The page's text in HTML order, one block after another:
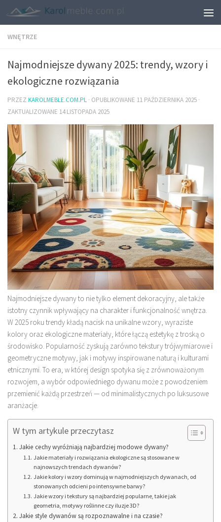
WNĘTRZE
Najmodniejsze dywany 2025: trendy, wzory i
ekologiczne rozwiązania
PRZEZ KAROLMEBLE.COM.PL · OPUBLIKOWANE 11 PAŹDZIERNIKA 2025 ·
ZAKTUALIZOWANE 14 LISTOPADA 2025
Najmodniejsze dywany to nie tylko element dekoracyjny, ale także
istotny czynnik wpływający na charakter i funkcjonalność wnętrza.
W 2025 roku trendy kładą nacisk na unikalne wzory, wyraziste
kolory oraz ekologiczne materiały, które łączą estetykę z troską o
środowisko. Popularność zyskują zarówno tekstury trójwymiarowe i
geometryczne motywy, jak i motywy inspirowane naturą i kulturami
etnicznymi. To era, w której design spotyka się z zrównoważonym
rozwojem, a wybór odpowiedniego dywanu może z powodzeniem
przemienić każdą przestrzeń — od minimalistycznych po luksusowe
aranżacje.
W tym artykule przeczytasz
Jakie cechy wyróżniają najbardziej modowe dywany?
Jakie materiały i rozwiązania ekologiczne są stosowane w
najnowszych trendach dywanów?
Jakie kolory i wzory dominują w najmodniejszych dywanach, od
stonowanych odcieni po intensywne barwy?
Jakie wzory i tekstury są najbardziej popularne, takie jak
geometria, motywy roślinne czy iluzje 3D?
Jakie style dywanów są rozpoznawalne i na czasie?